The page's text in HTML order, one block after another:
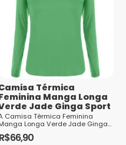
são
Térmica
Manga Longa
Jade Ginga Sport
Camisa Térmica Feminina
Longa Verde Jade Ginga
Sport é o item ideal para as
mulheres que praticam esportes
R$66,90